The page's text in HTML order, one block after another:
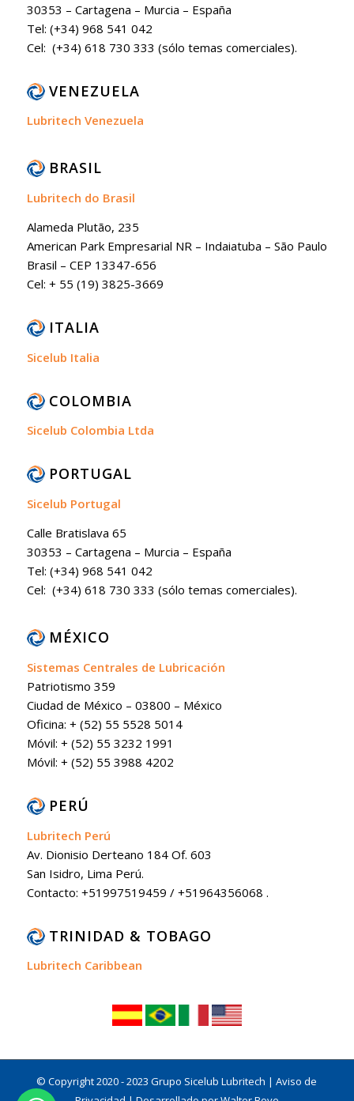
30353 – Cartagena – Murcia – España
Tel: (+34) 968 541 042
Cel: (+34) 618 730 333 (sólo temas comerciales).
VENEZUELA
Lubritech Venezuela
BRASIL
Lubritech do Brasil
Alameda Plutão, 235
American Park Empresarial NR – Indaiatuba – São Paulo
Brasil – CEP 13347-656
Cel: + 55 (19) 3825-3669
ITALIA
Sicelub Italia
COLOMBIA
Sicelub Colombia Ltda
PORTUGAL
Sicelub Portugal
Calle Bratislava 65
30353 – Cartagena – Murcia – España
Tel: (+34) 968 541 042
Cel: (+34) 618 730 333 (sólo temas comerciales).
MÉXICO
Sistemas Centrales de Lubricación
Patriotismo 359
Ciudad de México – 03800 – México
Oficina: + (52) 55 5528 5014
Móvil: + (52) 55 3232 1991
Móvil: + (52) 55 3988 4202
PERÚ
Lubritech Perú
Av. Dionisio Derteano 184 Of. 603
San Isidro, Lima Perú.
Contacto: +51997519459 / +51964356068 .
TRINIDAD & TOBAGO
Lubritech Caribbean
© Copyright 2020 - 2023 Grupo Sicelub Lubritech |Aviso de